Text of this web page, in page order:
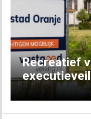
Recreatief